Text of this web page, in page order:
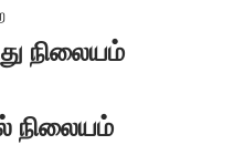
நிலையம்
நிலையம்